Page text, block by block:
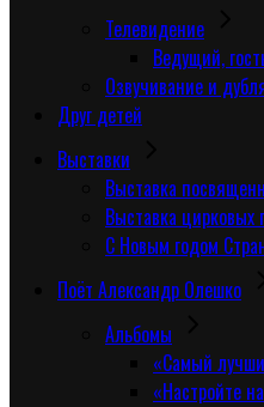
Телевидение
Ведущий,
Озвучивание и
Друг детей
Выставки
Выставка
Выставка цирковых
С Новым годом
Поёт Александр Олешко
Альбомы
«Самый
«Настройте